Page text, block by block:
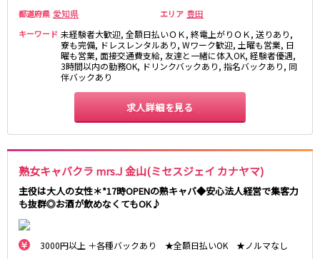
都道府県 愛知県 エリア 豊田
キーワード 未経験者大歓迎, 全額日払いＯＫ, 終電上がりＯＫ, 送りあり,
寮も完備, ドレスレンタルあり, Wワーク歓迎, 土曜も営業, 日
曜も営業, 面接交通費支給, 友達と一緒に体入OK, 経験者優遇,
3時間以内の勤務OK, ドリンクバックあり, 指名バックあり, 同
伴バックあり
求人詳細を見る
熟女キャバクラ mrs.J 金山(ミセスジェイ カナヤマ)
主役は大人の女性＊*17時OPENの熟キャバ◆安心法人経営で集客力
も抜群◎お酒が飲めなくてもOK♪
3000円以上 ＋各種バックあり ★全額日払いOK ★ノルマなし
内部線
あすなろう四日市駅
名鉄瀬戸線
名鉄小牧線
小牧原駅
名鉄河和線